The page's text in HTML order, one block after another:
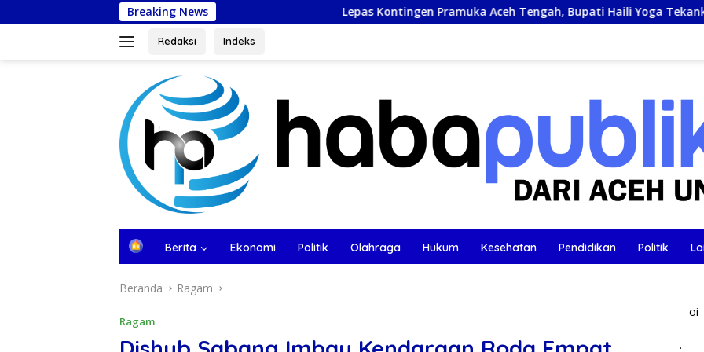
ke
Breaking News Lepas Kontingen Pramuka Aceh Tengah, Bupati Haili Yoga Tekankan Disiplin
Redaksi Indeks
B
a
a
Berita Ekonomi Politik Olahraga Hukum Kesehatan Pendidikan Politik
Beranda Ragam
Ragam
oi
.